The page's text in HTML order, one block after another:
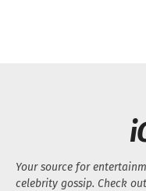
Your source for
celebrity gossip. Check